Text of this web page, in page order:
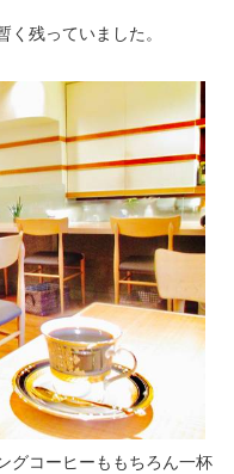
残っていました。
グコーヒーももちろん一杯